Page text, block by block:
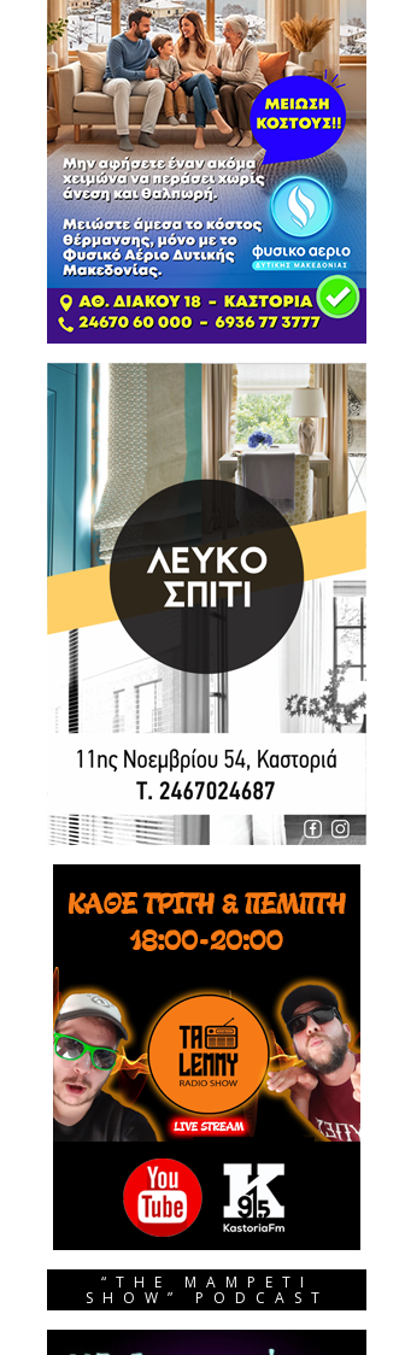
“THE MAMPETI
SHOW” PODCAST